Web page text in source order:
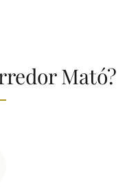
Mató?